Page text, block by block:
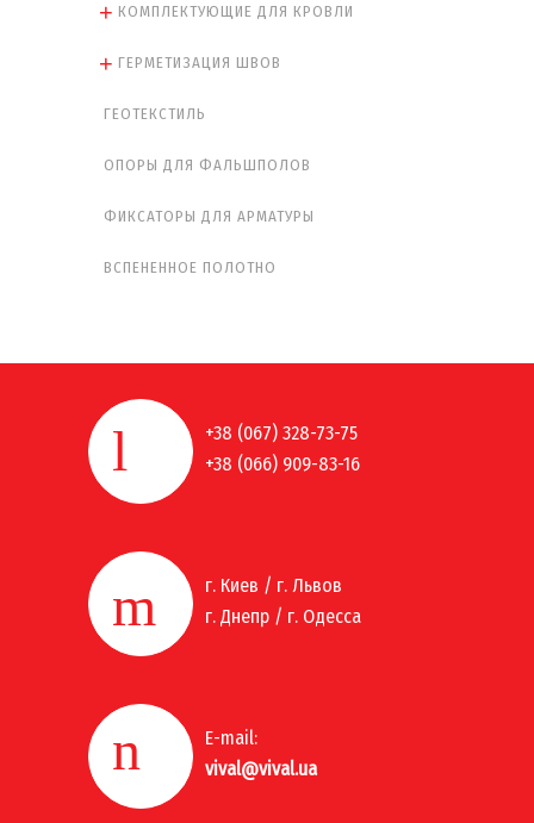
КОМПЛЕКТУЮЩИЕ ДЛЯ КРОВЛИ
ГЕРМЕТИЗАЦИЯ ШВОВ
ГЕОТЕКСТИЛЬ
ОПОРЫ ДЛЯ ФАЛЬШПОЛОВ
ФИКСАТОРЫ ДЛЯ АРМАТУРЫ
ВСПЕНЕННОЕ ПОЛОТНО
+38 (067) 328-73-75
+38 (066) 909-83-16
г. Киев / г. Львов
г. Днепр / г. Одесса
E-mail:
vival@vival.ua